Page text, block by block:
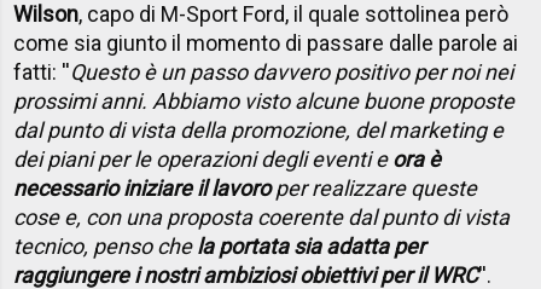
Wilson, capo di M-Sport Ford, il quale sottolinea però
come sia giunto il momento di passare dalle parole ai
fatti: ''Questo è un passo davvero positivo per noi nei
prossimi anni. Abbiamo visto alcune buone proposte
dal punto di vista della promozione, del marketing e
dei piani per le operazioni degli eventi eora è
necessario iniziare il lavoroper realizzare queste
cose e, con una proposta coerente dal punto di vista
tecnico, penso chela portata sia adatta per
raggiungere i nostri ambiziosi obiettivi per il WRC''.